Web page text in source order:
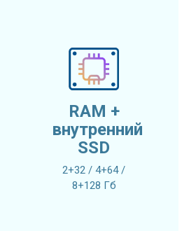
RAM +
внутренний
SSD
2+32 / 4+64 /
8+128 Гб